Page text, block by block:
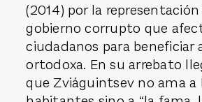
(2014) por la
gobierno corrupto que
ciudadanos para beneficiar
ortodoxa. En su arrebato
que Zviáguintsev no ama a